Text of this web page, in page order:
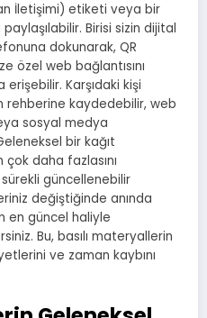
İletişimi) etiketi veya bir
Birisi sizin dijital
dokunarak, QR
özel web bağlantısını
erişebilir. Karşıdaki kişi
kaydedebilir, web
sosyal medya
bir kağıt
daha fazlasını
güncellenebilir
değiştiğinde anında
en güncel haliyle
Bu, basılı materyallerin
ve zaman kaybını